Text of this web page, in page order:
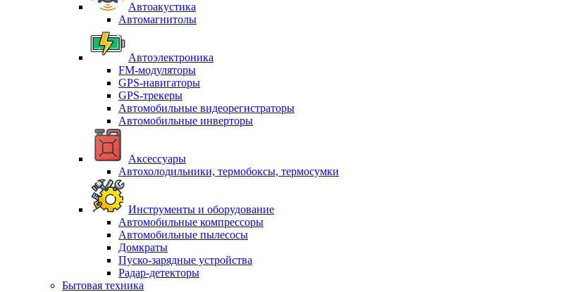
Автоакустика
Автомагнитолы
Автоэлектроника
FM-модуляторы
GPS-навигаторы
GPS-трекеры
Автомобильные видеорегистраторы
Автомобильные инверторы
Аксессуары
Автохолодильники, термобоксы, термосумки
Инструменты и оборудование
Автомобильные компрессоры
Автомобильные пылесосы
Домкраты
Пуско-зарядные устройства
Радар-детекторы
Бытовая техника